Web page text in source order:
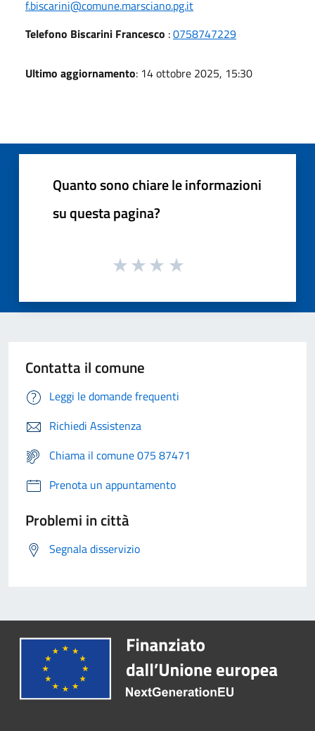
f.biscarini@comune.marsciano.pg.it
Telefono Biscarini Francesco :0758747229
Ultimo aggiornamento: 14 ottobre 2025, 15:30
Quanto sono chiare le informazioni
su questa pagina?
Contatta il comune
Leggi le domande frequenti
Richiedi Assistenza
Chiama il comune 075 87471
Prenota un appuntamento
Problemi in città
Segnala disservizio